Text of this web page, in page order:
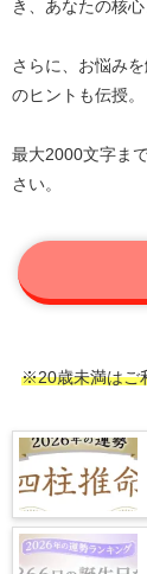
き、あなたの核
さらに、お悩み
のヒントも伝授。
最大2000文字ま
さい。
※20歳未満はご